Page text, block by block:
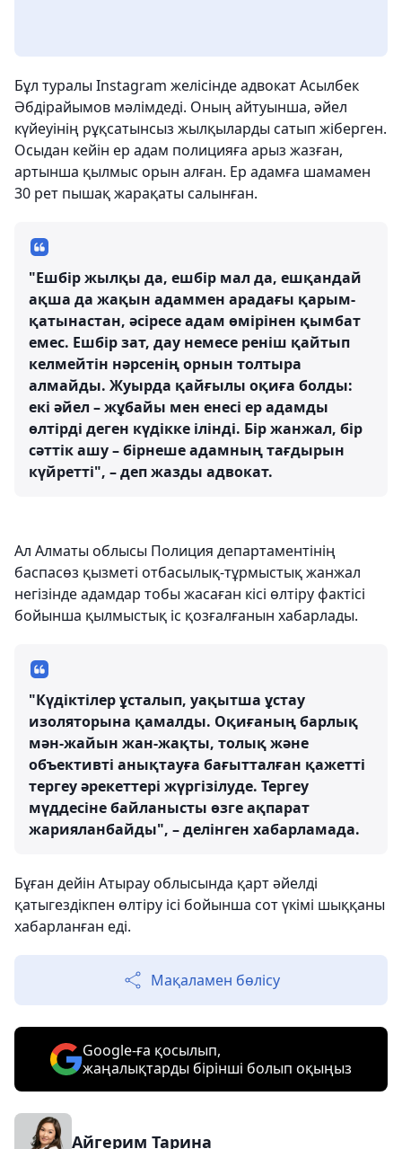
Бұл туралы Instagram желісінде адвокат Асылбек
Әбдірайымов мәлімдеді. Оның айтуынша, әйел
күйеуінің рұқсатынсыз жылқыларды сатып жіберген.
Осыдан кейін ер адам полицияға арыз жазған,
артынша қылмыс орын алған. Ер адамға шамамен
30 рет пышақ жарақаты салынған.
"Ешбір жылқы да, ешбір мал да, ешқандай
ақша да жақын адаммен арадағы қарым-
қатынастан, әсіресе адам өмірінен қымбат
емес. Ешбір зат, дау немесе реніш қайтып
келмейтін нәрсенің орнын толтыра
алмайды. Жуырда қайғылы оқиға болды:
екі әйел – жұбайы мен енесі ер адамды
өлтірді деген күдікке ілінді. Бір жанжал, бір
сәттік ашу – бірнеше адамның тағдырын
күйретті", – деп жазды адвокат.
Ал Алматы облысы Полиция департаментінің
баспасөз қызметі отбасылық-тұрмыстық жанжал
негізінде адамдар тобы жасаған кісі өлтіру фактісі
бойынша қылмыстық іс қозғалғанын хабарлады.
"Күдіктілер ұсталып, уақытша ұстау
изоляторына қамалды. Оқиғаның барлық
мән-жайын жан-жақты, толық және
объективті анықтауға бағытталған қажетті
тергеу әрекеттері жүргізілуде. Тергеу
мүддесіне байланысты өзге ақпарат
жарияланбайды", – делінген хабарламада.
Бұған дейін Атырау облысында қарт әйелді
қатыгездікпен өлтіру ісі бойынша сот үкімі шыққаны
хабарланған еді.
Мақаламен бөлісу
Google-ға қосылып,
жаңалықтарды бірінші болып оқыңыз
Айгерим Тарина